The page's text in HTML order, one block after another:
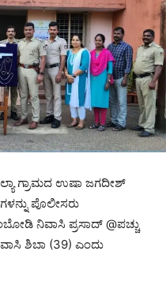
ಗ್ರಾಮದ ಉಷಾ ಜಗದೀಶ್
ಪೊಲೀಸರು
ನಿವಾಸಿ ಪ್ರಸಾದ್ @ಪಚ್ಚು
ಶಿಬಾ (39) ಎಂದು